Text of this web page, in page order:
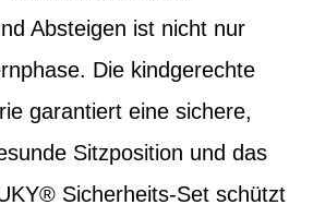
Absteigen ist nicht nur
Die kindgerechte
garantiert eine sichere,
Sitzposition und das
Sicherheits-Set schützt